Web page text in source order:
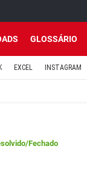
GLOSSÁRIO
EXCEL INSTAGRAM
/Fechado